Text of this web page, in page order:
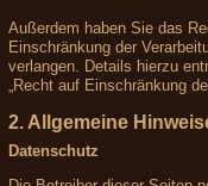
Außerdem haben Sie das
Einschränkung der
verlangen. Details hierzu
„Recht auf Einschränkung
2. Allgemeine
Datenschutz